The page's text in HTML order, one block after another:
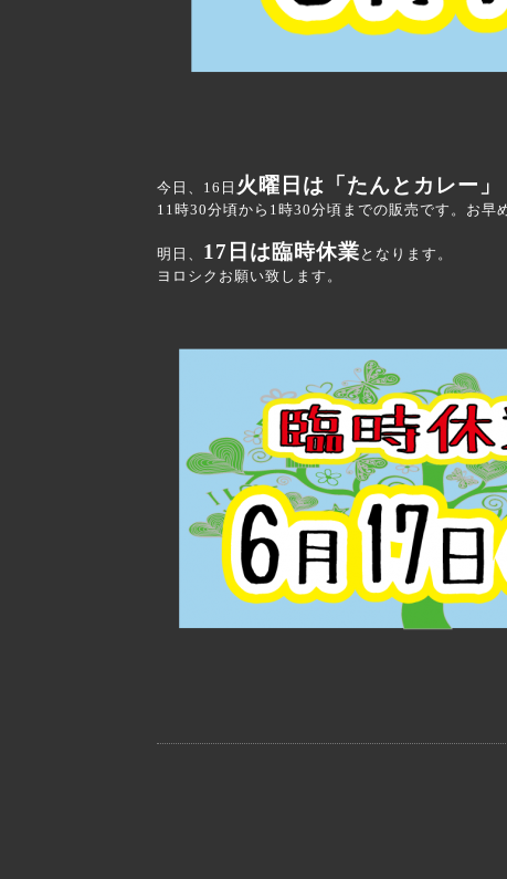
今日、16日 火曜日は「たんとカレー」
11時30分頃から1時30分頃までの販売です。お早
明日、 17日は臨時休業 となります。
ヨロシクお願い致します。